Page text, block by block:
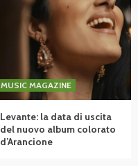
MUSIC MAGAZINE
Levante: la data di uscita
del nuovo album colorato
d’Arancione